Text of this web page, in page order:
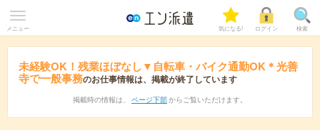
メニュー 気になる! ログイン 検索
未経験OK！残業ほぼなし▼自転車・バイク通勤OK＊光善
寺で一般事務のお仕事情報は、掲載が終了しています
掲載時の情報は、 ページ下部 からご覧いただけます。